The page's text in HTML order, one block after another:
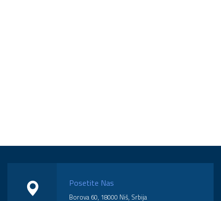
Posetite Nas
Borova 60, 18000 Niš, Srbija